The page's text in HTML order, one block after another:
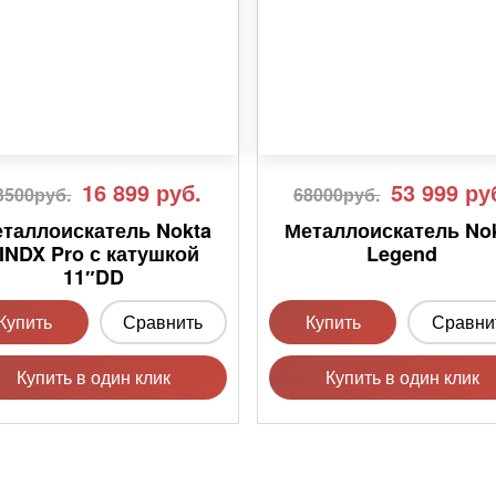
16 899 руб.
Nokta
Pro с катушкой
11″DD
Сравнить
Купить в один клик
68000руб. 53 999
Металлоискатель
Legend
Купить
Купить в один клик